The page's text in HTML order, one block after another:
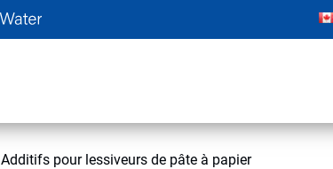
Additifs pour lessiveurs de pâte à papier